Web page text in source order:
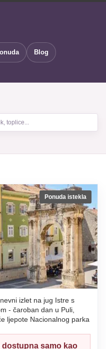
Blog
toplice...
Ponuda istekla
izlet na jug Istre s
- čaroban dan u Puli,
ljepote Nacionalnog parka
dostupna samo kao